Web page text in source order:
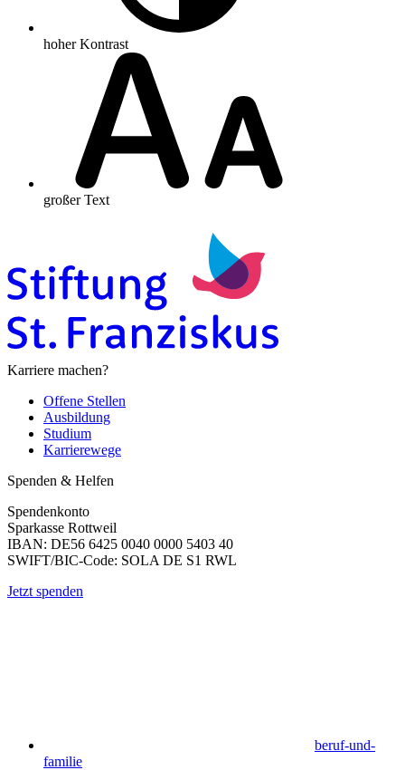
hoher Kontrast
großer Text
Karriere machen?
Offene Stellen
Ausbildung
Studium
Karrierewege
Spenden & Helfen
Spendenkonto
Sparkasse Rottweil
IBAN: DE56 6425 0040 0000 5403 40
SWIFT/BIC-Code: SOLA DE S1 RWL
Jetzt spenden
beruf-und-
familie